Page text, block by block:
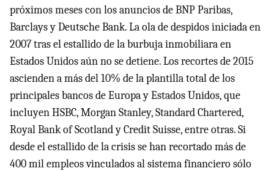
próximos meses con los anuncios de BNP Paribas,
Barclays y Deutsche Bank. La ola de despidos iniciada en
2007 tras el estallido de la burbuja inmobiliara en
Estados Unidos aún no se detiene. Los recortes de 2015
ascienden a más del 10% de la plantilla total de los
principales bancos de Europa y Estados Unidos, que
incluyen HSBC, Morgan Stanley, Standard Chartered,
Royal Bank of Scotland y Credit Suisse, entre otras. Si
desde el estallido de la crisis se han recortado más de
400 mil empleos vinculados al sistema financiero sólo